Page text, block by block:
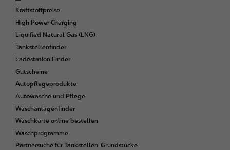
o
o
t
e
r
Kraftstoffpreise
High Power Charging
Liquified Natural Gas (LNG)
Tankstellenfinder
Ladestation Finder
Gutscheine
Autopflegeprodukte
Autowäsche und Pflege
Waschanlagenfinder
Waschkarte online bestellen
Waschprogramme
Partnersuche für Tankstellen-Grundstücke